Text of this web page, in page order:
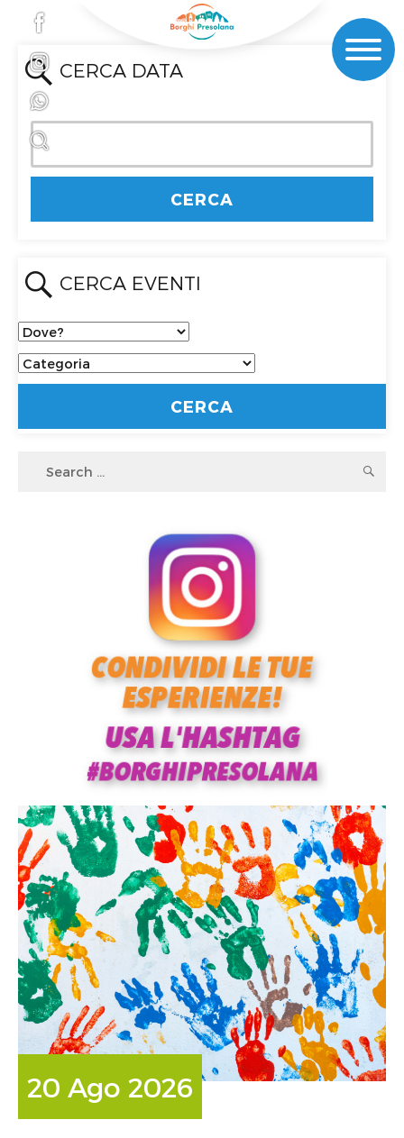
CERCA DATA
CERCA EVENTI
Dove?
Categoria
20 Ago 2026